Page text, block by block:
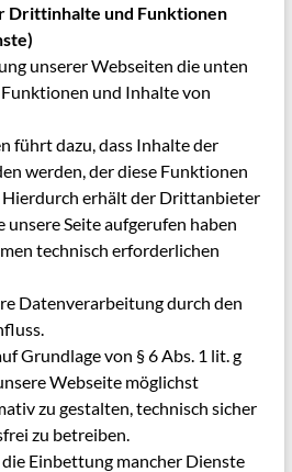
Drittinhalte und Funktionen
unserer Webseiten die unten
und Inhalte von
führt dazu, dass Inhalte der
werden, der diese Funktionen
erhält der Drittanbieter
unsere Seite aufgerufen haben
technisch erforderlichen
Datenverarbeitung durch den
Grundlage von § 6 Abs. 1 lit. g
Webseite möglichst
zu gestalten, technisch sicher
zu betreiben.
Einbettung mancher Dienste